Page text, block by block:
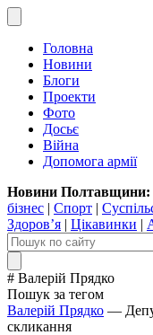
Головна
Новини
Блоги
Проекти
Фото
Досьє
Війна
Допомога армії
Новини Полтавщини:
бізнес | Спорт |
Здоров’я | Цікавинки |
# Валерій Прядко
Пошук за тегом
Валерій Прядко —
скликання